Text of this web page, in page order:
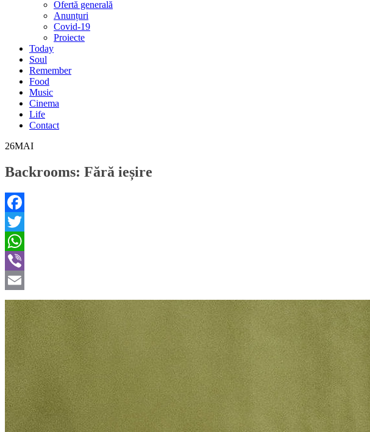
Ofertă generală
Anunțuri
Covid-19
Proiecte
Today
Soul
Remember
Food
Music
Cinema
Life
Contact
26MAI
Backrooms: Fără ieșire
Facebook
Twitter
WhatsApp
Viber
Email